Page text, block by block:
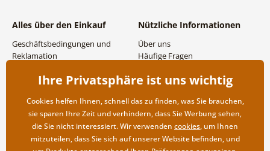
Alles über den Einkauf
Geschäftsbedingungen und
Reklamation
Versand- und
Rücksendung der Ware
Nützliche Informationen
Über uns
Häufige Fragen
Großhandel und
Ihre Privatsphäre ist uns wichtig
Cookies helfen Ihnen, schnell das zu finden, was Sie brauchen,
sie sparen Ihre Zeit und verhindern, dass Sie Werbung sehen,
die Sie nicht interessiert. Wir verwenden cookies, um Ihnen
mitzuteilen, dass Sie sich auf unserer Website befinden, und